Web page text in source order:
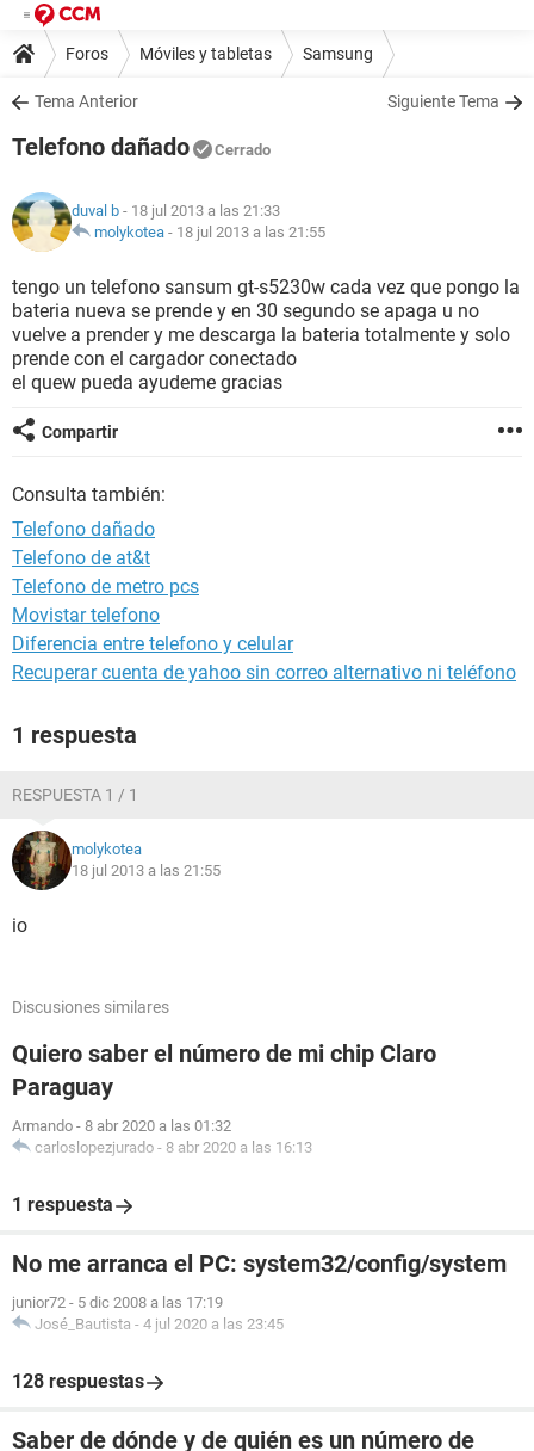
Foros Móviles y tabletas Samsung
Tema Anterior Siguiente Tema
Telefono dañado Cerrado
duval b - 18 jul 2013 a las 21:33
molykotea - 18 jul 2013 a las 21:55
tengo un telefono sansum gt-s5230w cada vez que pongo la
bateria nueva se prende y en 30 segundo se apaga u no
vuelve a prender y me descarga la bateria totalmente y solo
prende con el cargador conectado
el quew pueda ayudeme gracias
Compartir
Consulta también:
Telefono dañado
Telefono de at&t
Telefono de metro pcs
Movistar telefono
Diferencia entre telefono y celular
Recuperar cuenta de yahoo sin correo alternativo ni teléfono
1 respuesta
RESPUESTA 1 / 1
molykotea
18 jul 2013 a las 21:55
io
Discusiones similares
Quiero saber el número de mi chip Claro
Paraguay
Armando - 8 abr 2020 a las 01:32
carloslopezjurado - 8 abr 2020 a las 16:13
1 respuesta
No me arranca el PC: system32/config/system
junior72 - 5 dic 2008 a las 17:19
José_Bautista - 4 jul 2020 a las 23:45
128 respuestas
Saber de dónde y de quién es un número de